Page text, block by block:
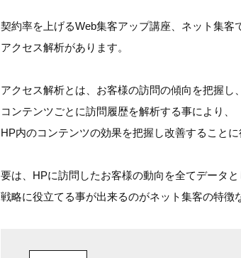
契約率を上げるWeb集客アップ講座、ネット集客
アクセス解析があります。
アクセス解析とは、お客様の訪問の傾向を把握し
コンテンツごとに訪問履歴を解析する事により、
HP内のコンテンツの効果を把握し改善することに
要は、HPに訪問したお客様の動向を全てデータと
戦略に役立てる事が出来るのがネット集客の特徴